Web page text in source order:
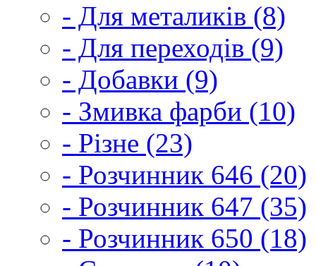
- Для металиків (8)
- Для переходів (9)
- Добавки (9)
- Змивка фарби (10)
- Різне (23)
- Розчинник 646 (20)
- Розчинник 647 (35)
- Розчинник 650 (18)